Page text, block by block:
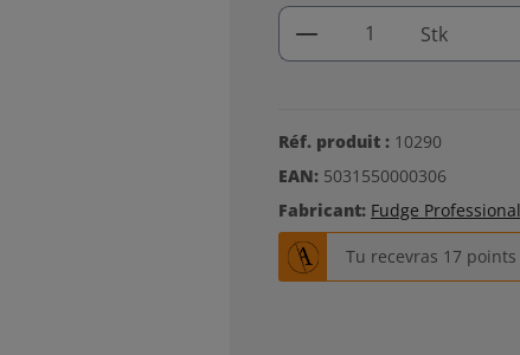
Quantité deStk
Réf. produit : 10290
EAN: 5031550000306
Fabricant: Fudge Professional
Tu recevras 17